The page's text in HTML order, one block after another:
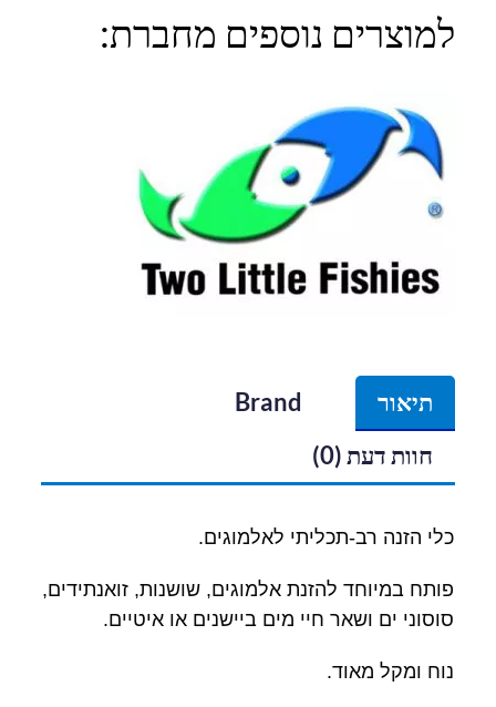
למוצרים נוספים מחברת:
תיאור
Brand
חוות דעת (0)
כלי הזנה רב-תכליתי לאלמוגים.
פותח במיוחד להזנת אלמוגים, שושנות, זואנתידים,
סוסוני ים ושאר חיי מים ביישנים או איטיים.
נוח ומקל מאוד.